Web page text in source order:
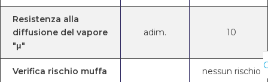
Resistenza alla
diffusione del vapore
"μ"
adim. 10
Verifica rischio muffa nessun rischio